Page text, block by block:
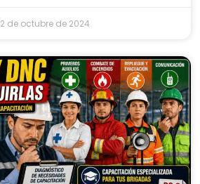
2 de octubre de 2024